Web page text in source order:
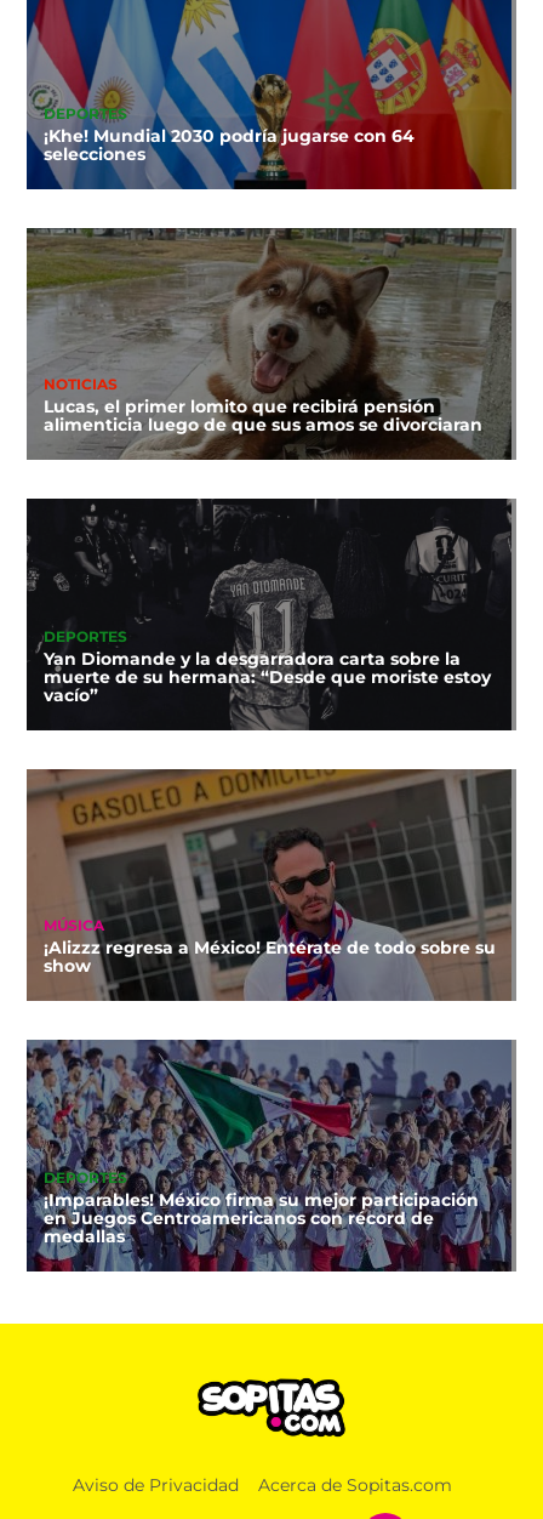
DEPORTES
¡Khe! Mundial 2030 podría jugarse con 64
selecciones
NOTICIAS
Lucas, el primer lomito que recibirá pensión
alimenticia luego de que sus amos se divorciaran
DEPORTES
Yan Diomande y la desgarradora carta sobre la
muerte de su hermana: “Desde que moriste estoy
vacío”
MÚSICA
¡Alizzz regresa a México! Entérate de todo sobre su
show
DEPORTES
¡Imparables! México firma su mejor participación
en Juegos Centroamericanos con récord de
medallas
México arrasa en los Juegos Centroamericanos
Aviso de Privacidad Acerca de Sopitas.com